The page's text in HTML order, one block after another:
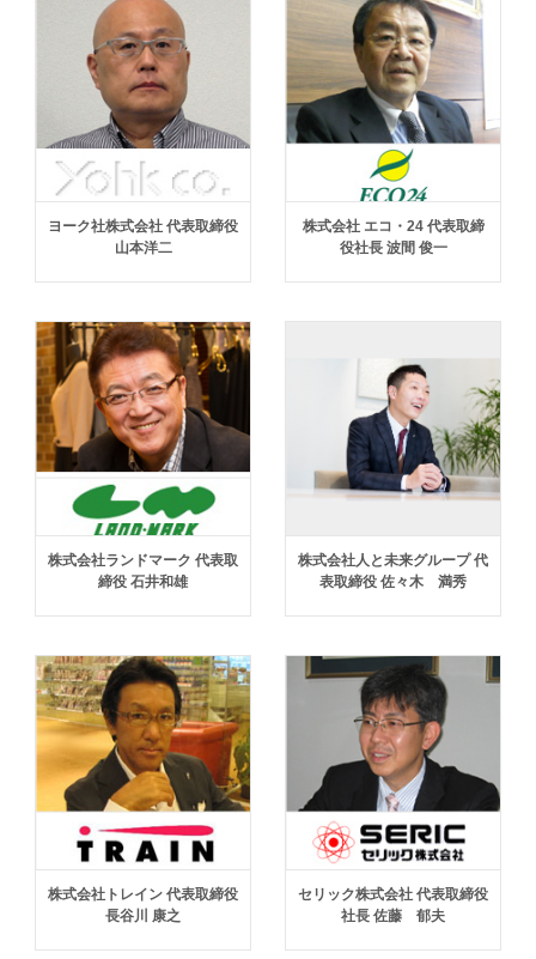
ヨーク社株式会社 代表取締役
山本洋二
株式会社 エコ・24 代表取締
役社長 波間 俊一
株式会社ランドマーク 代表取
締役 石井和雄
株式会社人と未来グループ 代
表取締役 佐々木 満秀
株式会社トレイン 代表取締役
長谷川 康之
セリック株式会社 代表取締役
社長 佐藤 郁夫